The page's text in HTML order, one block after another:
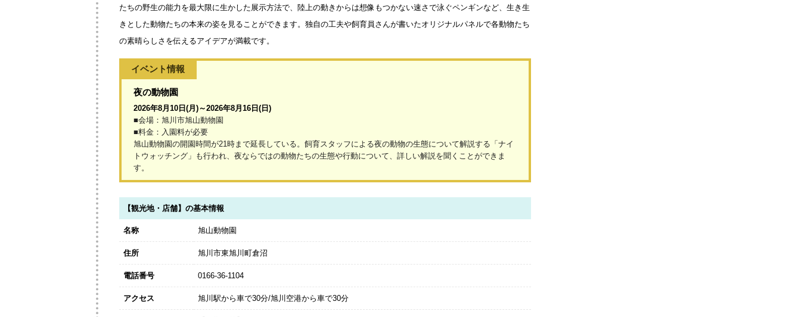
たちの野生の能力を最大限に生かした展示方法で、陸上の動きからは想像もつかない速さで泳ぐペンギンなど、生き生
きとした動物たちの本来の姿を見ることができます。独自の工夫や飼育員さんが書いたオリジナルパネルで各動物たち
の素晴らしさを伝えるアイデアが満載です。
イベント情報
夜の動物園
2026年8月10日(月)～2026年8月16日(日)
■会場：旭川市旭山動物園
■料金：入園料が必要
旭山動物園の開園時間が21時まで延長している。飼育スタッフによる夜の動物の生態について解説する「ナイ
トウォッチング」も行われ、夜ならではの動物たちの生態や行動について、詳しい解説を聞くことができま
す。
【観光地・店舗】の基本情報
名称 旭山動物園
住所 旭川市東旭川町倉沼
電話番号 0166-36-1104
アクセス 旭川駅から車で30分/旭川空港から車で30分